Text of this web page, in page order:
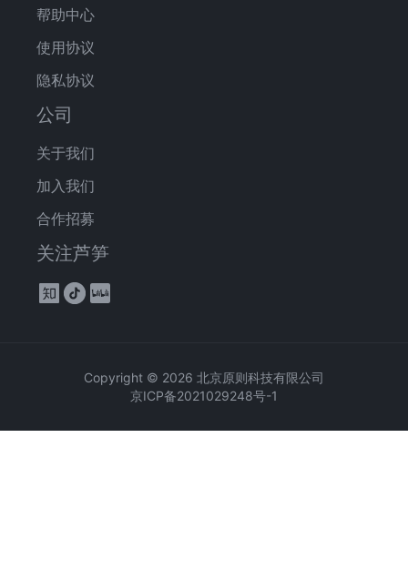
帮助中心
使用协议
隐私协议
公司
关于我们
加入我们
合作招募
关注芦笋
Copyright © 2026 北京原则科技有限公司
京ICP备2021029248号-1